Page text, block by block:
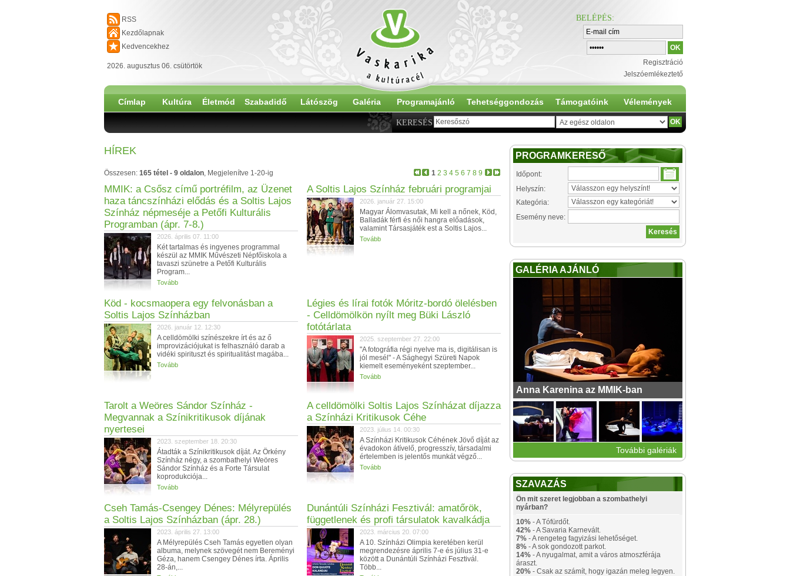
RSS
Kezdőlapnak
Kedvencekhez
2026. augusztus 06. csütörtök
BELÉPÉS:
Regisztráció
Jelszóemlékeztető
Címlap Kultúra Életmód Szabadidő Látószög Galéria Programajánló Tehetséggondozás Támogatóink Vélemények
KERESÉS
HÍREK
1 2 3 4 5 6 7 8 9
Összesen: 165 tétel - 9 oldalon, Megjelenítve 1-20-ig
MMIK: a Csősz című portréfilm, az Üzenet
haza táncszínházi elődás és a Soltis Lajos
Színház népmeséje a Petőfi Kulturális
Programban (ápr. 7-8.)
2026. április 07. 11:00
Két tartalmas és ingyenes programmal
készül az MMIK Művészeti Népfőiskola a
tavaszi szünetre a Petőfi Kulturális
Program...
Tovább
A Soltis Lajos Színház februári programjai
2026. január 27. 15:00
Magyar Álomvasutak, Mi kell a nőnek, Köd,
Balladák férfi és női hangra előadások,
valamint Társasjáték est a Soltis Lajos...
Tovább
Köd - kocsmaopera egy felvonásban a
Soltis Lajos Színházban
2026. január 12. 12:30
A celldömölki színészekre írt és az ő
improvizációjukat is felhasználó darab a
vidéki spirituszt és spiritualitást magába...
Tovább
Légies és lírai fotók Móritz-bordó ölelésben
- Celldömölkön nyílt meg Büki László
fotótárlata
2025. szeptember 27. 22:00
"A fotográfia régi nyelve ma is, digitálisan is
jól mesél" - A Sághegyi Szüreti Napok
kiemelt eseményeként szeptember...
Tovább
Tarolt a Weöres Sándor Színház -
Megvannak a Színikritikusok díjának
nyertesei
2023. szeptember 18. 20:30
Átadták a Színikritikusok díját. Az Örkény
Színház négy, a szombathelyi Weöres
Sándor Színház és a Forte Társulat
koprodukciója...
Tovább
A celldömölki Soltis Lajos Színházat díjazza
a Színházi Kritikusok Céhe
2023. július 14. 00:30
A Színházi Kritikusok Céhének Jövő díját az
évadokon átívelő, progresszív, társadalmi
értelemben is jelentős munkát végző...
Tovább
Cseh Tamás-Csengey Dénes: Mélyrepülés
a Soltis Lajos Színházban (ápr. 28.)
2023. április 27. 13:00
A Mélyrepülés Cseh Tamás egyetlen olyan
albuma, melynek szövegét nem Bereményi
Géza, hanem Csengey Dénes írta. Április
28-án,...
Dunántúli Színházi Fesztivál: amatőrök,
függetlenek és profi társulatok kavalkádja
2023. március 20. 07:00
A 10. Színházi Olimpia keretében kerül
megrendezésre április 7-e és július 31-e
között a Dunántúli Színházi Fesztivál.
Több...
PROGRAMKERESŐ
Időpont:
Helyszín:
Kategória:
Esemény neve:
GALÉRIA AJÁNLÓ
Anna Karenina az MMIK-ban
További galériák
SZAVAZÁS
Ön mit szeret legjobban a szombathelyi
nyárban?
10% - A Tófürdőt.
42% - A Savaria Karnevált.
7% - A rengeteg fagyizási lehetőséget.
8% - A sok gondozott parkot.
14% - A nyugalmat, amit a város atmoszférája
áraszt.
20% - Csak az számít, hogy igazán meleg legyen.